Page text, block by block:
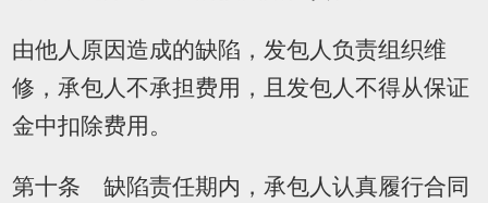
由他人原因造成的缺陷，发包人负责组织维
修，承包人不承担费用，且发包人不得从保证
金中扣除费用。
第十条 缺陷责任期内，承包人认真履行合同